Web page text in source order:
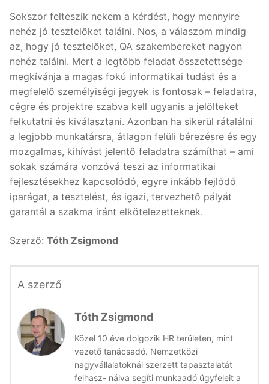
Sokszor felteszik nekem a kérdést, hogy mennyire
nehéz jó tesztelőket találni. Nos, a válaszom mindig
az, hogy jó tesztelőket, QA szakembereket nagyon
nehéz találni. Mert a legtöbb feladat összetettsége
megkívánja a magas fokú informatikai tudást és a
megfelelő személyiségi jegyek is fontosak – feladatra,
cégre és projektre szabva kell ugyanis a jelölteket
felkutatni és kiválasztani. Azonban ha sikerül rátalálni
a legjobb munkatársra, átlagon felüli bérezésre és egy
mozgalmas, kihívást jelentő feladatra számíthat – ami
sokak számára vonzóvá teszi az informatikai
fejlesztésekhez kapcsolódó, egyre inkább fejlődő
iparágat, a tesztelést, és igazi, tervezhető pályát
garantál a szakma iránt elkötelezetteknek.
Szerző: Tóth Zsigmond
A szerző
Tóth Zsigmond
Közel 10 éve dolgozik HR területen, mint
vezető tanácsadó. Nemzetközi
nagyvállalatoknál szerzett tapasztalatát
felhasz- nálva segíti munkaadó ügyfeleit a